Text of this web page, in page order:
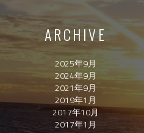
ARCHIVE
2025年9月
2024年9月
2021年9月
2019年1月
2017年10月
2017年1月